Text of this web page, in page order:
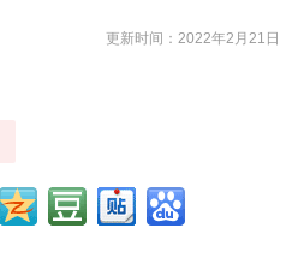
更新时间：2022年2月21日